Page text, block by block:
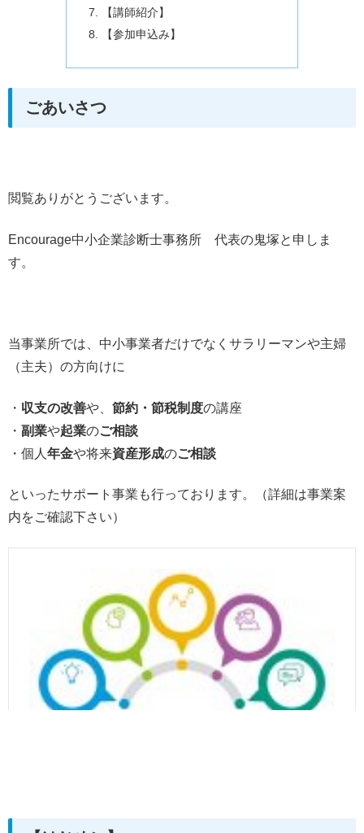
【講師紹介】
【参加申込み】
ごあいさつ
閲覧ありがとうございます。
Encourage中小企業診断士事務所 代表の鬼塚と申しま
す。
当事業所では、中小事業者だけでなくサラリーマンや主婦
（主夫）の方向けに
・ 収支の改善や、 節約・節税制度の講座
・ 副業や起業のご相談
・個人 年金や将来資産形成のご相談
といったサポート事業も行っております。（詳細は事業案
内をご確認下さい）